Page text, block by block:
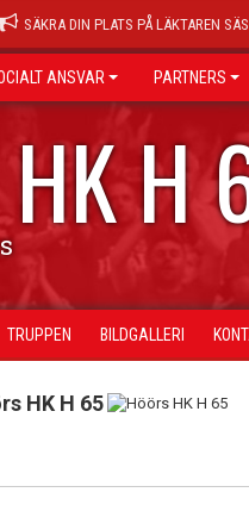
SÄKRA DIN PLATS PÅ LÄKTAREN
ANSVAR PARTNERS
H
TRUPPEN BILDGALLERI
HK H 65